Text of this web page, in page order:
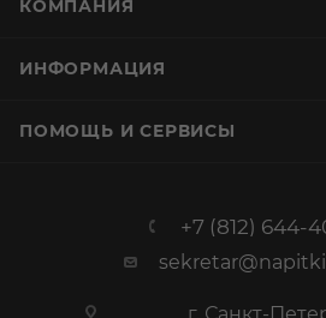
КОМПАНИЯ
ИНФОРМАЦИЯ
ПОМОЩЬ И СЕРВИСЫ
+7 (812) 644-